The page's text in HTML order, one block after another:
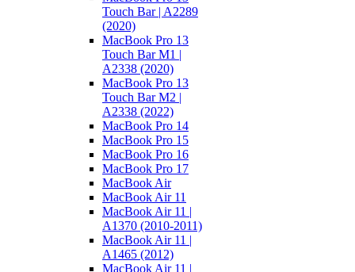
Touch Bar | A2289
(2020)
MacBook Pro 13
Touch Bar M1 |
A2338 (2020)
MacBook Pro 13
Touch Bar M2 |
A2338 (2022)
MacBook Pro 14
MacBook Pro 15
MacBook Pro 16
MacBook Pro 17
MacBook Air
MacBook Air 11
MacBook Air 11 |
A1370 (2010-2011)
MacBook Air 11 |
A1465 (2012)
MacBook Air 11 |